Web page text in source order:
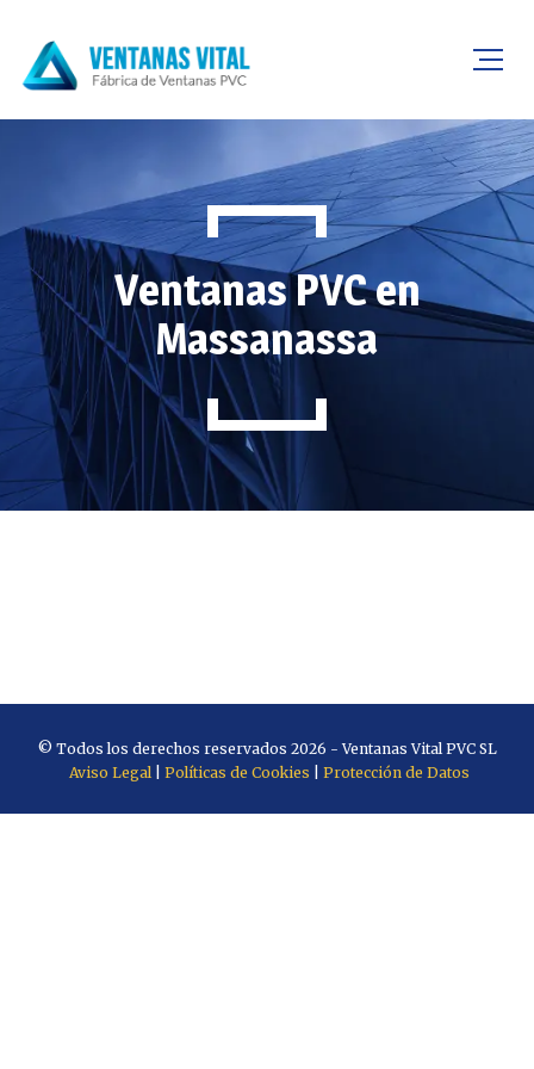
Ventanas PVC en
Massanassa
© Todos los derechos reservados 2026 - Ventanas Vital PVC SL
Aviso Legal| Políticas de Cookies Protección de Datos